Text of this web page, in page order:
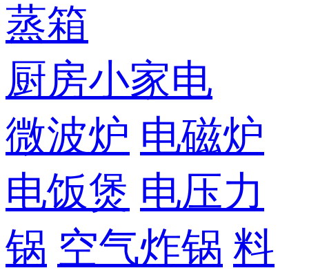
蒸箱
厨房小家电
微波炉 电磁炉
电饭煲 电压力
锅 空气炸锅 料